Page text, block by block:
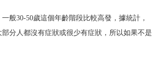
般30-50歲這個年齡階段比較高發，據統計，
分人都沒有症狀或很少有症狀，所以如果不是